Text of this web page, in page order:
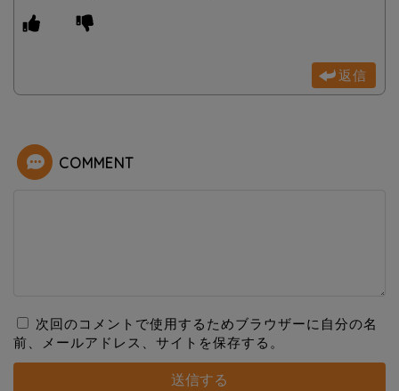
返信
COMMENT
次回のコメントで使用するためブラウザーに自分の名
前、メールアドレス、サイトを保存する。